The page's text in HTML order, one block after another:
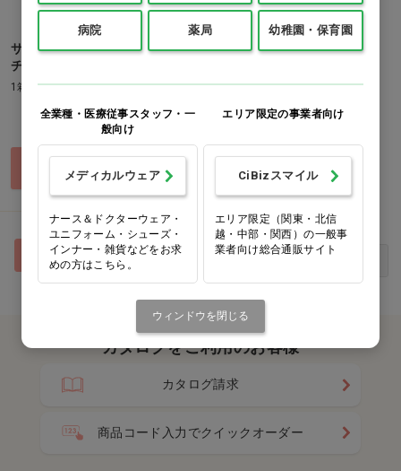
サージカルテープPRO プラス
チック 12.5mm×9m
1箱(24巻)
価格：ログイン後表示
買い物カゴ
最初 次へ 最後
カタログをご利用のお客様
カタログ請求
商品コード入力でクイックオーダー
病院 薬局 幼稚園・保育園
全業種・医療従事スタッフ・一
般向け
メディカルウェア
ナース＆ドクターウェア・
ユニフォーム・シューズ・
インナー・雑貨などをお求
めの方はこちら。
エリア限定の事業者向け
CiBizスマイル
エリア限定（関東・北信
越・中部・関西）の一般事
業者向け総合通販サイト
ウィンドウを閉じる